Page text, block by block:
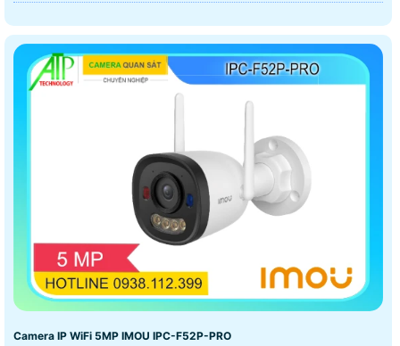
Camera IP WiFi 5MP IMOU IPC-F52P-PRO